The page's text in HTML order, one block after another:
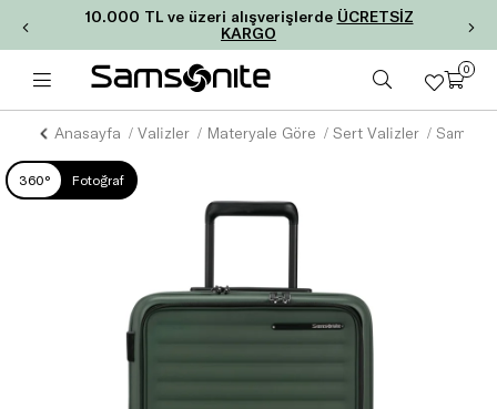
10.000 TL ve üzeri alışverişlerde ÜCRETSİZ
KARGO
0
Anasayfa Valizler Materyale Göre Sert Valizler
360° Fotoğraf